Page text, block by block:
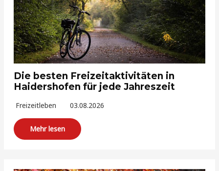
Die besten Freizeitaktivitäten in
Haidershofen für jede Jahreszeit
Freizeitleben 03.08.2026
Mehr lesen